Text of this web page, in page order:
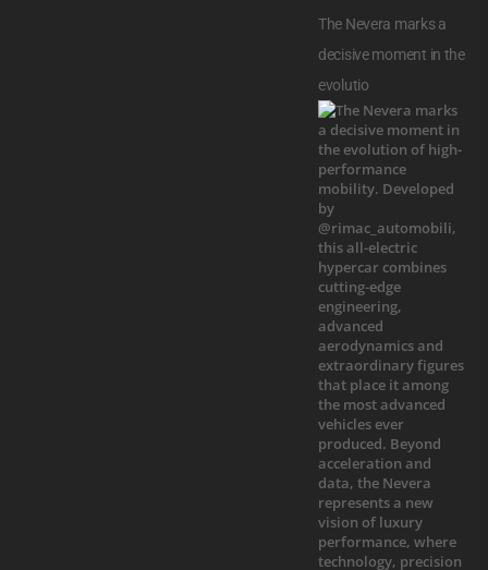
The Nevera marks a
decisive moment in the
evolutio